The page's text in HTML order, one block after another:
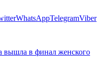
WhatsAppTelegramViber
вышла в финал женского